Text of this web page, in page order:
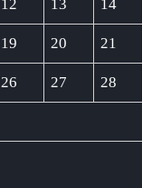
12 13 14
19 20 21
26 27 28